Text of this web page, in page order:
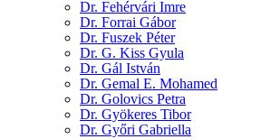
Dr. Fehérvári Imre
Dr. Forrai Gábor
Dr. Fuszek Péter
Dr. G. Kiss Gyula
Dr. Gál István
Dr. Gemal E. Mohamed
Dr. Golovics Petra
Dr. Gyökeres Tibor
Dr. Győri Gabriella